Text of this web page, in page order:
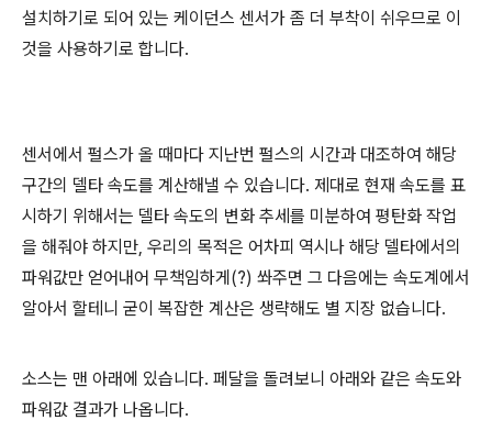
설치하기로 되어 있는 케이던스 센서가 좀 더 부착이 쉬우므로 이
것을 사용하기로 합니다.
센서에서 펄스가 올 때마다 지난번 펄스의 시간과 대조하여 해당
구간의 델타 속도를 계산해낼 수 있습니다. 제대로 현재 속도를 표
시하기 위해서는 델타 속도의 변화 추세를 미분하여 평탄화 작업
을 해줘야 하지만, 우리의 목적은 어차피 역시나 해당 델타에서의
파워값만 얻어내어 무책임하게(?) 쏴주면 그 다음에는 속도계에서
알아서 할테니 굳이 복잡한 계산은 생략해도 별 지장 없습니다.
소스는 맨 아래에 있습니다. 페달을 돌려보니 아래와 같은 속도와
파워값 결과가 나옵니다.